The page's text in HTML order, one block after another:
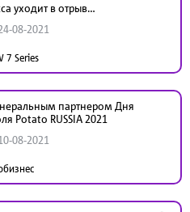
уходит в отрыв…
08-2021
7 Series
партнером Дня
Potato RUSSIA 2021
08-2021